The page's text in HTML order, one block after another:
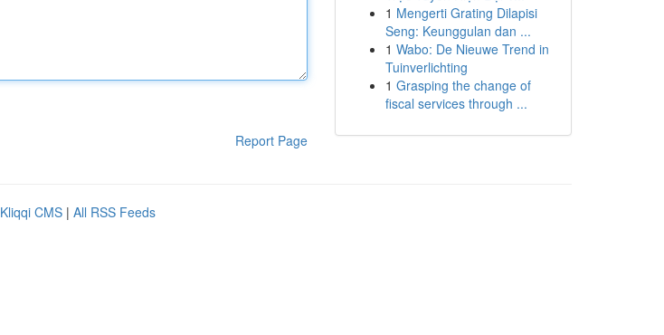
Report Page
1 Mengerti Grating Dilapisi
Seng: Keunggulan dan ...
1 Wabo: De Nieuwe Trend in
Tuinverlichting
1 Grasping the change of
fiscal services through ...
Kliqqi CMS | All RSS Feeds